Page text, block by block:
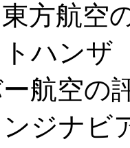
方航空
ハンザ
航空の
ジナビ